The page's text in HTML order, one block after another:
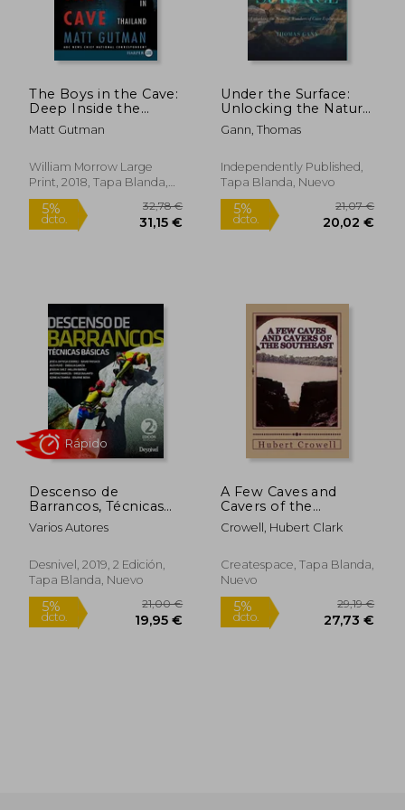
5%
dcto. 22,07 €
5%
dcto.
5%
dcto. 6,42 €
5%
dcto.
The Boys in the Cave:
Deep Inside the
Impossible Rescue in
Thailand (en Inglés)
Matt Gutman
William Morrow Large
Print, 2018, Tapa Blanda,
Nuevo
Under the Surface:
Unlocking the Natural
Wonders of Cave
Exploration (en
Gann, Thomas
Independently Published,
Tapa Blanda, Nuevo
Descenso de
Barrancos, Técnicas
Básicas
Varios Autores
Desnivel, 2019, 2 Edición,
Tapa Blanda, Nuevo
A Few Caves and
Cavers of the
Southeast: Why Do
We Cave? (en Inglés)
Crowell, Hubert Clark
Createspace, Tapa Blanda,
Nuevo